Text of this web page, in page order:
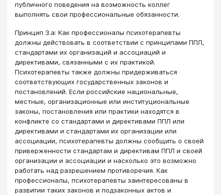
публичного поведения на возможность коллег
выполнять свои профессиональные обязанности.
Принцип 3.a: Как профессионалы психотерапевты
должны действовать в соответствии с принципами ППЛ,
стандартами их организаций и ассоциаций и
директивами, связанными с их практикой.
Психотерапевты также должны придерживаться
соответствующих государственных законов и
постановлений. Если российские национальные,
местные, организационные или институциональные
законы, постановления или практики находятся в
конфликте со стандартами и директивами ППЛ или
директивами и стандартами их организации или
ассоциации, психотерапевты должны сообщить о своей
приверженности стандартам и директивам ППЛ и своей
организации и ассоциации и насколько это возможно
работать над разрешением противоречия. Как
профессионалы, психотерапевты заинтересованы в
развитии таких законов и подзаконных актов и